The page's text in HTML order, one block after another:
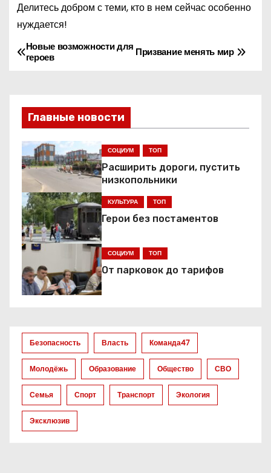
Делитесь добром с теми, кто в нем сейчас особенно
нуждается!
Н
в
и
г
а
ц
и
я
п
з
а
п
и
с
Призвание менять мир
Новые возможности для
героев
Главные новости
СОЦИУМ ТОП
Расширить дороги, пустить
низкопольники
КУЛЬТУРА ТОП
Герои без постаментов
СОЦИУМ ТОП
От парковок до тарифов
Безопасность Власть Команда47
Молодёжь Образование Общество СВО
Семья Спорт Транспорт Экология
Эксклюзив